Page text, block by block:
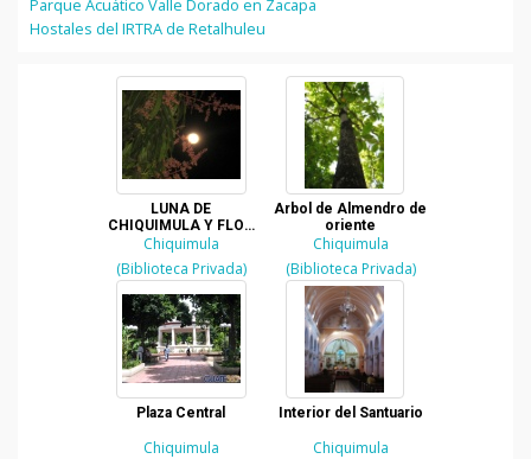
Hostales del IRTRA de Retalhuleu
LUNA DE
CHIQUIMULA Y FLOR
DE MANGO
Chiquimula
(Biblioteca Privada)
Arbol de Almendro de
oriente
Chiquimula
(Biblioteca Privada)
Plaza Central
Chiquimula
Interior del Santuario
Chiquimula